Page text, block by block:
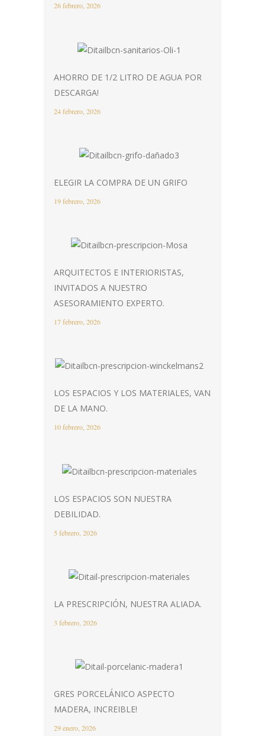
26 febrero, 2026
AHORRO DE 1/2 LITRO DE AGUA POR
DESCARGA!
24 febrero, 2026
ELEGIR LA COMPRA DE UN GRIFO
19 febrero, 2026
ARQUITECTOS E INTERIORISTAS,
INVITADOS A NUESTRO
ASESORAMIENTO EXPERTO.
17 febrero, 2026
LOS ESPACIOS Y LOS MATERIALES, VAN
DE LA MANO.
10 febrero, 2026
LOS ESPACIOS SON NUESTRA
DEBILIDAD.
5 febrero, 2026
LA PRESCRIPCIÓN, NUESTRA ALIADA.
3 febrero, 2026
GRES PORCELÁNICO ASPECTO
MADERA, INCREIBLE!
29 enero, 2026